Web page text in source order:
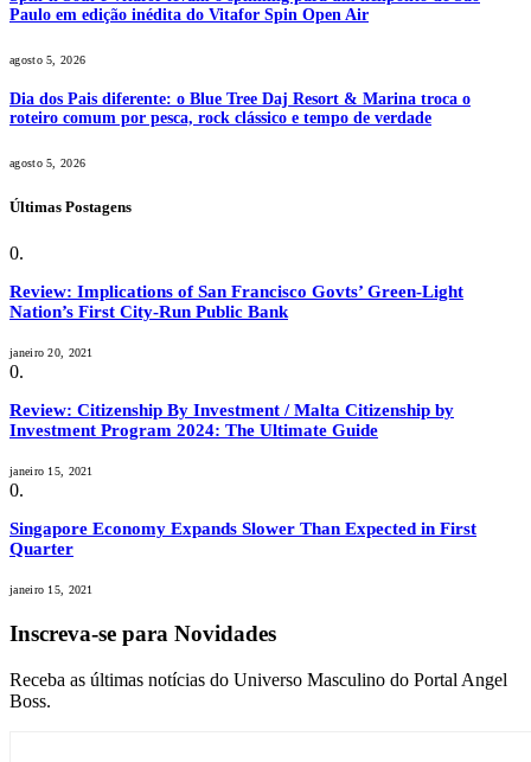
Paulo em edição inédita do Vitafor Spin Open Air
agosto 5, 2026
Dia dos Pais diferente: o Blue Tree Daj Resort & Marina troca o
roteiro comum por pesca, rock clássico e tempo de verdade
agosto 5, 2026
Últimas Postagens
Review: Implications of San Francisco Govts’ Green-Light
Nation’s First City-Run Public Bank
janeiro 20, 2021
Review: Citizenship By Investment / Malta Citizenship by
Investment Program 2024: The Ultimate Guide
janeiro 15, 2021
Singapore Economy Expands Slower Than Expected in First
Quarter
janeiro 15, 2021
Inscreva-se para Novidades
Receba as últimas notícias do Universo Masculino do Portal Angel
Boss.